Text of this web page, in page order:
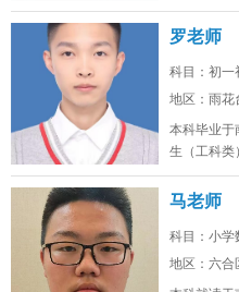
目：小学初
罗老师
地区：雨花
本科毕业于
生（工科类
线上/线下
马老师
地区：六合